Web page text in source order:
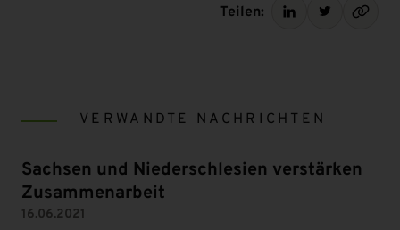
Teilen:
VERWANDTE NACHRICHTEN
Sachsen und Niederschlesien verstärken
Zusammenarbeit
16.06.2021